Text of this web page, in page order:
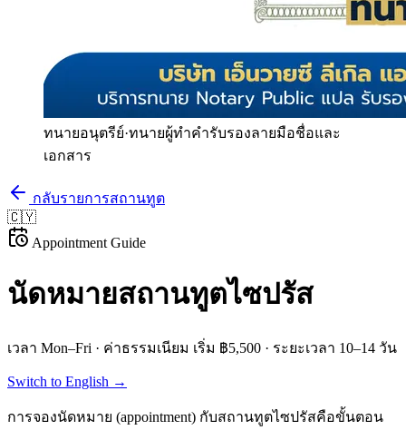
ทนายอนุตรีย์·ทนายผู้ทำคำรับรองลายมือชื่อและ
เอกสาร
กลับรายการสถานทูต
🇨🇾
Appointment Guide
นัดหมายสถานทูตไซปรัส
เวลา Mon–Fri · ค่าธรรมเนียม เริ่ม ฿5,500 · ระยะเวลา 10–14 วัน
Switch to English →
การจองนัดหมาย (appointment) กับสถานทูตไซปรัสคือขั้นตอน